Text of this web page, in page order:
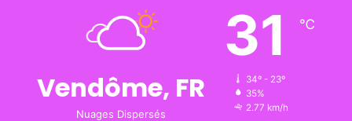
Vendôme, FR
Nuages Dispersés
31 ℃
34º - 23º
35%
2.77 km/h